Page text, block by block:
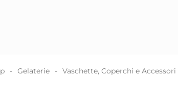
- Gelaterie - Vaschette, Coperchi e Accessori